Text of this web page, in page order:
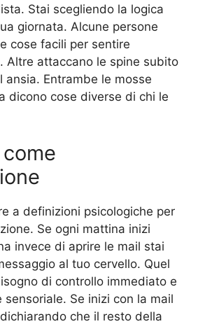
Stai scegliendo la logica
giornata. Alcune persone
cose facili per sentire
Altre attaccano le spine subito
ansia. Entrambe le mosse
dicono cose diverse di chi le
a definizioni psicologiche per
Se ogni mattina inizi
invece di aprire le mail stai
al tuo cervello. Quel
di controllo immediato e
Se inizi con la mail
che il resto della